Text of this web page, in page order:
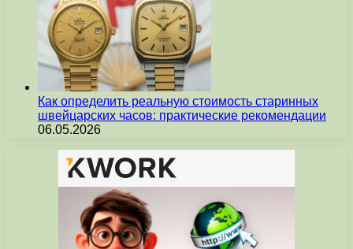
Как определить реальную стоимость старинных
швейцарских часов: практические рекомендации
06.05.2026